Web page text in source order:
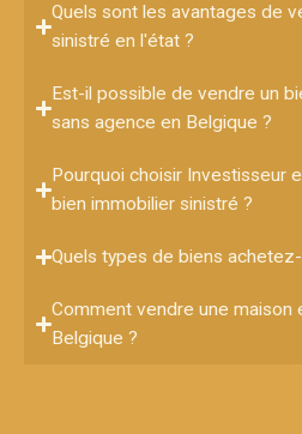
Quels sont les avantages de
sinistré en l'état ?
Est-il possible de vendre un
sans agence en Belgique ?
Pourquoi choisir Investisseur
bien immobilier sinistré ?
Quels types de biens
Comment vendre une maison
Belgique ?